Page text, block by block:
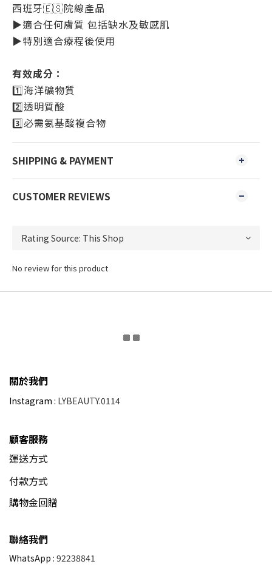
西班牙🇪🇸院線產品
▶️適合任何膚質 包括缺水及敏感肌
▶️特別適合療程後使用
有效成分：
1️⃣海洋礦物質
2️⃣透明質酸
3️⃣必需氨基酸複合物
SHIPPING & PAYMENT
CUSTOMER REVIEWS
No review for this product
關於我們
Instagram : LYBEAUTY.0114
顧客服務
運送方式
付款方式
購物金回贈
聯絡我們
WhatsApp : 92238841